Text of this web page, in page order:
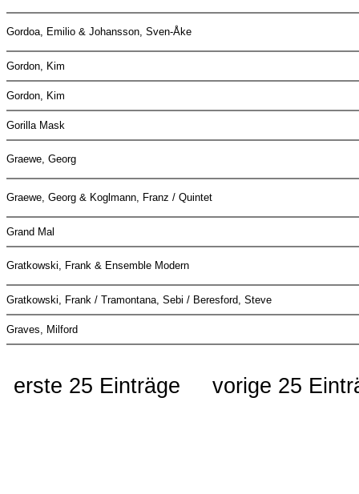
Gordoa, Emilio & Johansson, Sven-Åke
Gordon, Kim
Gordon, Kim
Gorilla Mask
Graewe, Georg
Graewe, Georg & Koglmann, Franz / Quintet
Grand Mal
Gratkowski, Frank & Ensemble Modern
Gratkowski, Frank / Tramontana, Sebi / Beresford, Steve
Graves, Milford
erste 25 Einträge vorige 25